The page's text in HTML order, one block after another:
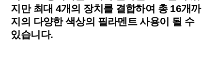
지만 최대 4개의 장치를 결합하여 총 16개까
지의 다양한 색상의 필라멘트 사용이 될 수
있습니다.